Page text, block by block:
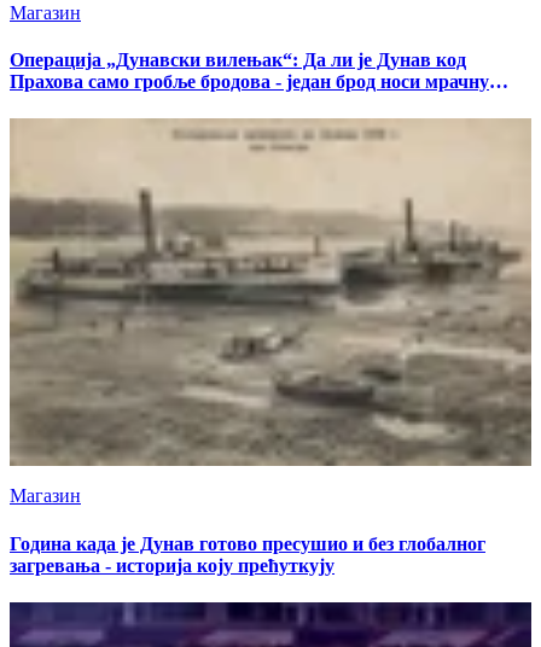
Магазин
Операција „Дунавски вилењак“: Да ли је Дунав код
Прахова само гробље бродова - један брод носи мрачну
Магазин
Година када је Дунав готово пресушио и без глобалног
загревања - историја коју прећуткују